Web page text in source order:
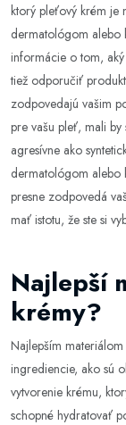
ktorý pleťový krém je
dermatológom alebo
informácie o tom,
tiež odporučiť
zodpovedajú vašim
pre vašu pleť, mali
agresívne ako
dermatológom
presne zodpovedá
mať istotu, že ste si
Najlepší
krémy?
Najlepším
ingrediencie, ako sú
vytvorenie krému,
schopné hydratovať